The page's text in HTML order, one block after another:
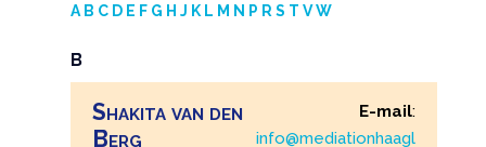
A B C D E F G H J K L M N P R S T V W
B
Shakita van den
Berg
E-mail:
info@mediationhaagl